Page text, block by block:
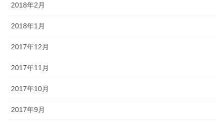
2018年2月
2018年1月
2017年12月
2017年11月
2017年10月
2017年9月